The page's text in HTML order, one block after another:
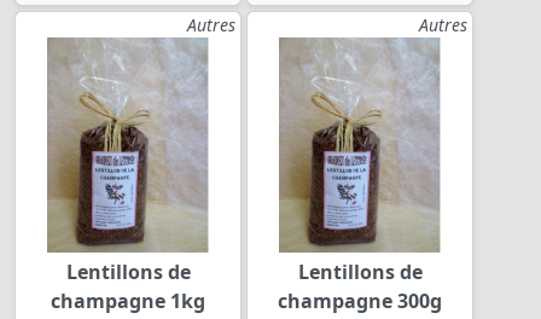
Autres
Lentillons de
champagne 1kg
Autres
Lentillons de
champagne 300g